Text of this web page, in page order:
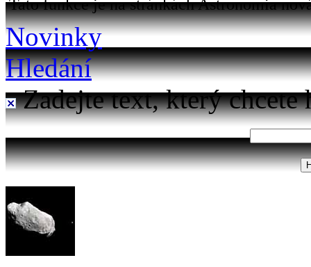
Tato funkce je na stránkách Astronomia
Novinky
Hledání
Zadejte text, který chcete